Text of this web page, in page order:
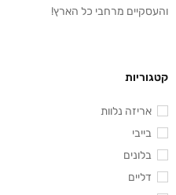
והעסקיים מרחבי כל הארץ!
קטגוריות
אריזה נלוות
בייבי
בלונים
דליים